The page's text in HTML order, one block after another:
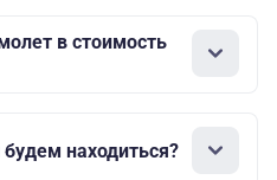
в стоимость
находиться?